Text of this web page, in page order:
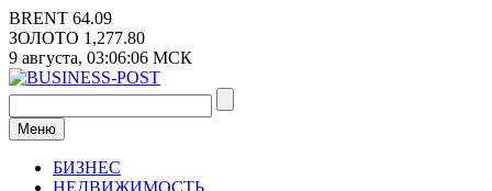
Перейти
к
содержимому
BRENT 64.09
ЗОЛОТО 1,277.80
9 августа, 03:06:06 МСК
Меню
БИЗНЕС
НЕДВИЖИМОСТЬ